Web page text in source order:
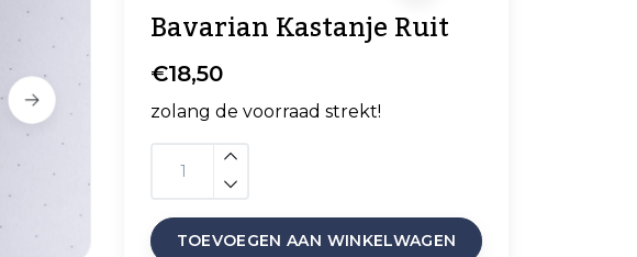
Bavarian Kastanje Ruit
€18,50
zolang de voorraad strekt!
TOEVOEGEN AAN WINKELWAGEN